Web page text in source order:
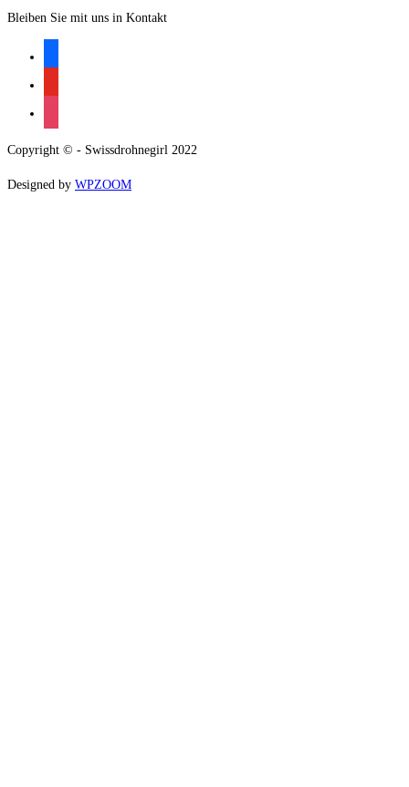
Bleiben Sie mit uns in Kontakt
Copyright © - Swissdrohnegirl 2022
Designed by WPZOOM